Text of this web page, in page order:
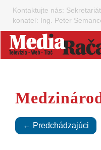
Kontaktujte nás:
konateľ: Ing. Peter
← Predchádzajúci